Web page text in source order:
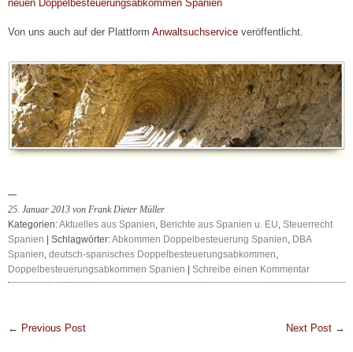
neuen Doppelbesteuerungsabkommen Spanien
Von uns auch auf der Plattform Anwaltsuchservice veröffentlicht.
25. Januar 2013 von Frank Dieter Müller
Kategorien:Aktuelles aus Spanien, Berichte aus Spanien u. EU, Steuerrecht
Spanien | Schlagwörter:Abkommen Doppelbesteuerung Spanien, DBA
Spanien, deutsch-spanisches Doppelbesteuerungsabkommen,
Doppelbesteuerungsabkommen Spanien
Schreibe einen Kommentar
← Previous Post Next Post →